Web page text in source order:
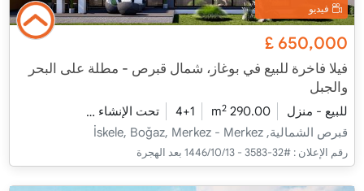
فيديو
650,000
£
فيلا فاخرة للبيع في بوغاز، شمال قبرص - مطلة على البحر
والجبل
للبيع - منزل 290.00 m
2
4+1 تحت الإنشاء
قبرص الشمالية, İskele, Boğaz, Merkez - Merkez
رقم الإعلان : #32-3583 - 13‏‏/10‏‏/1446 بعد الهجرة